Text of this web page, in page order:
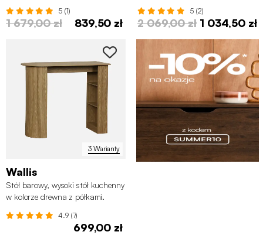
5 (1)
1 679,00 zł 839,50 zł
5 (2)
2 069,00 zł 1 034,50 zł
3 Warianty
Wallis
Stół barowy, wysoki stół kuchenny
w kolorze drewna z półkami.
4.9 (7)
699,00 zł